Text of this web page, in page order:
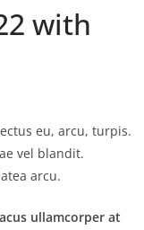
with
eu, arcu, turpis.
vel blandit.
arcu.
ullamcorper at